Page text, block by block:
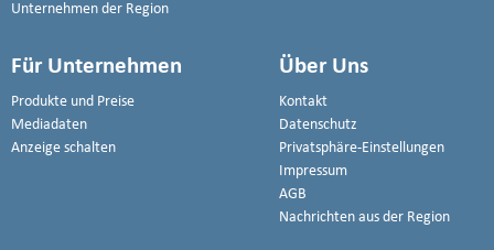
Unternehmen der Region
Für Unternehmen
Produkte und Preise
Mediadaten
Anzeige schalten
Über Uns
Kontakt
Datenschutz
Privatsphäre-Einstellungen
Impressum
AGB
Nachrichten aus der Region